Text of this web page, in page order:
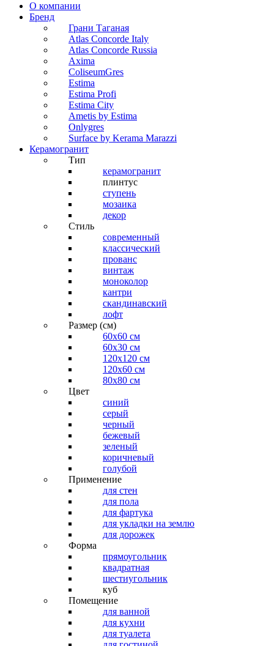
О компании
Бренд
Грани Таганая
Atlas Concorde Italy
Atlas Concorde Russia
Axima
ColiseumGres
Estima
Estima Profi
Estima City
Ametis by Estima
Onlygres
Surface by Kerama Marazzi
Керамогранит
Тип
керамогранит
плинтус
ступень
мозаика
декор
Стиль
современный
классический
прованс
винтаж
моноколор
кантри
скандинавский
лофт
Размер (см)
60х60 см
60x30 см
120x120 см
120x60 см
80x80 см
Цвет
синий
серый
черный
бежевый
зеленый
коричневый
голубой
Применение
для стен
для пола
для фартука
для укладки на землю
для дорожек
Форма
прямоугольник
квадратная
шестиугольник
куб
Помещение
для ванной
для кухни
для туалета